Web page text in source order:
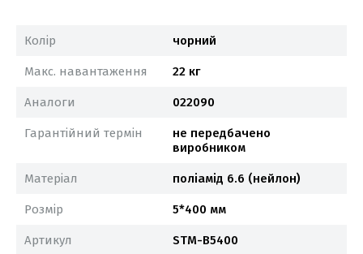
Колір чорний
Макс. навантаження 22 кг
Аналоги 022090
Гарантійний термін
не передбачено
виробником
Матеріал поліамід 6.6 (нейлон)
Розмір 5*400 мм
Артикул STM-B5400